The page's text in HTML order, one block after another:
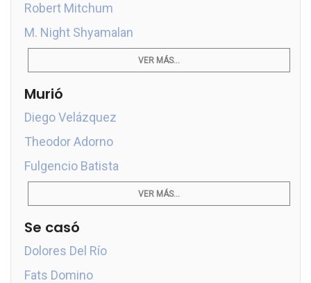
Robert Mitchum
M. Night Shyamalan
VER MÁS...
Murió
Diego Velázquez
Theodor Adorno
Fulgencio Batista
VER MÁS...
Se casó
Dolores Del Río
Fats Domino